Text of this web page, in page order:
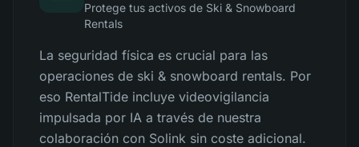
Protege tus activos de Ski & Snowboard
Rentals
La seguridad física es crucial para las
operaciones de ski & snowboard rentals. Por
eso RentalTide incluye videovigilancia
impulsada por IA a través de nuestra
colaboración con Solink sin coste adicional.